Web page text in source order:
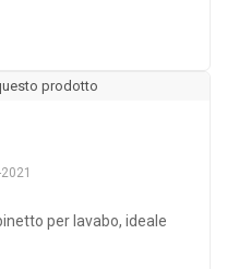
prodotto
per lavabo, ideale